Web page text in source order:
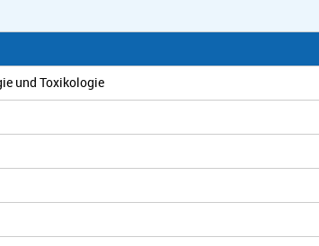
und Toxikologie